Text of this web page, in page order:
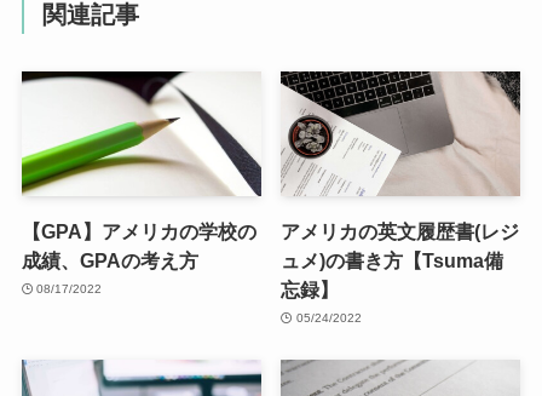
関連記事
【GPA】アメリカの学校の
成績、GPAの考え方
08/17/2022
アメリカの英文履歴書(レジ
ュメ)の書き方【Tsuma備
忘録】
05/24/2022